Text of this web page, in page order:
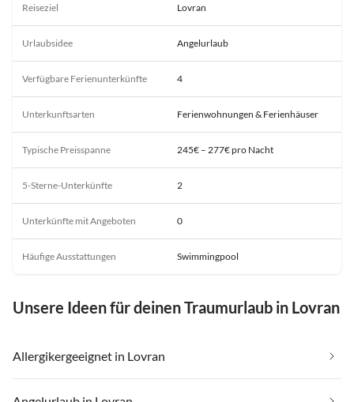
Reiseziel Lovran
Urlaubsidee Angelurlaub
Verfügbare Ferienunterkünfte 4
Unterkunftsarten Ferienwohnungen & Ferienhäuser
Typische Preisspanne 245€ – 277€ pro Nacht
5-Sterne-Unterkünfte 2
Unterkünfte mit Angeboten 0
Häufige Ausstattungen Swimmingpool
Unsere Ideen für deinen Traumurlaub in Lovran
Allergikergeeignet in Lovran